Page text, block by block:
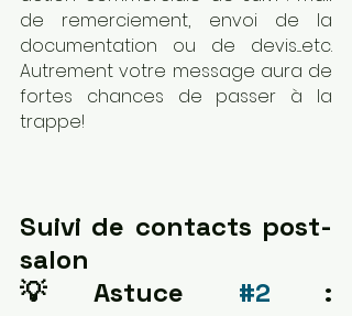
de remerciement, envoi de la
documentation ou de devis....etc.
Autrement votre message aura de
fortes chances de passer à la
trappe!
Suivi de contacts post-
salon
💡Astuce #2 :